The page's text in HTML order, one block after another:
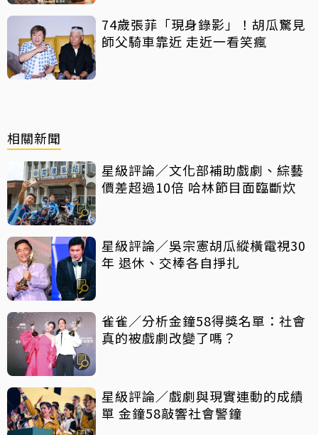
74歲張菲「現身錄影」！胡瓜驚見
師父騎車靠近 走近一看笑瘋
相關新聞
星級評論／文化部補助戲劇、綜藝
價差超過10倍 哈林節目面臨斷炊
星級評論／吳宗憲胡瓜縱橫電視30
年 退休、交棒各自掙扎
雀雀／分析金鐘58得獎名單：社會
真的被戲劇改變了嗎？
星級評論／戲劇與現實連動的成績
單 金鐘58敲響社會警鐘